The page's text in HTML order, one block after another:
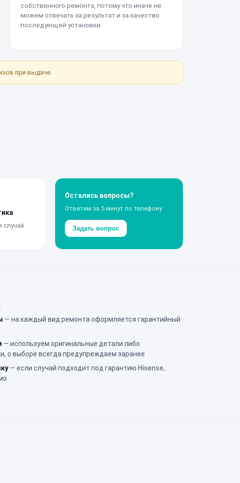
собственного ремонта, потому что иначе не
можем отвечать за результат и за качество
последующей установки.
при выдаче.
случай
Остались вопросы?
Ответим за 5 минут по телефону
Задать вопрос
— на каждый вид ремонта оформляется гарантийный
— используем оригинальные детали либо
о выборе всегда предупреждаем заранее
— если случай подходит под гарантию Hisense,